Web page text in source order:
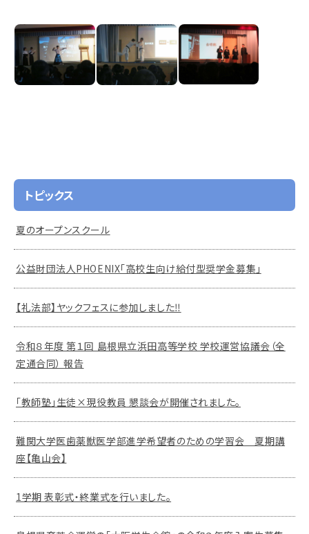
トピックス
夏のオープンスクール
公益財団法人PHOENIX「高校生向け給付型奨学金募集」
【礼法部】ヤックフェスに参加しました‼
令和８年度 第１回 島根県立浜田高等学校 学校運営協議会（全
定通合同） 報告
「教師塾」生徒×現役教員 懇談会が開催されました。
難関大学医歯薬獣医学部進学希望者のための学習会 夏期講
座【亀山会】
1学期 表彰式・終業式を行いました。